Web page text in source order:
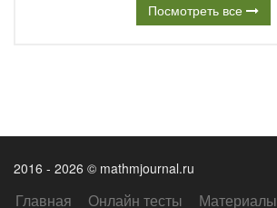
Посмотреть все
2016 - 2026 © mathmjournal.ru
Главная Онлайн тесты Материалы